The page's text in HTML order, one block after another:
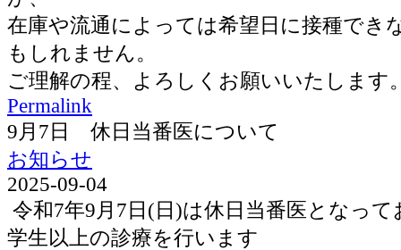
在庫や流通によっては希望日に接種でき
もしれません。
ご理解の程、よろしくお願いいたします
Permalink
9月7日 休日当番医について
お知らせ
2025-09-04
令和7年9月7日(日)は休日当番医となっ
学生以上の診療を行います